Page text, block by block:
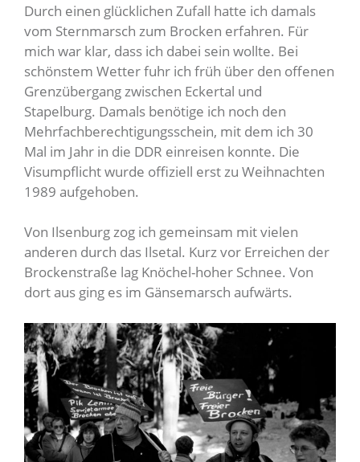
Durch einen glücklichen Zufall hatte ich damals
vom Sternmarsch zum Brocken erfahren. Für
mich war klar, dass ich dabei sein wollte. Bei
schönstem Wetter fuhr ich früh über den offenen
Grenzübergang zwischen Eckertal und
Stapelburg. Damals benötige ich noch den
Mehrfachberechtigungsschein, mit dem ich 30
Mal im Jahr in die DDR einreisen konnte. Die
Visumpflicht wurde offiziell erst zu Weihnachten
1989 aufgehoben.
Von Ilsenburg zog ich gemeinsam mit vielen
anderen durch das Ilsetal. Kurz vor Erreichen der
Brockenstraße lag Knöchel-hoher Schnee. Von
dort aus ging es im Gänsemarsch aufwärts.